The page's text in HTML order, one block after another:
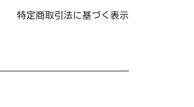
特定商取引法に基づく表示